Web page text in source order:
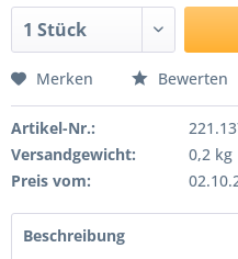
Merken Bewerten
Artikel-Nr.:
Versandgewicht:
0,2 kg
Preis vom:
Beschreibung